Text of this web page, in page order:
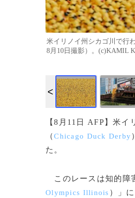
米イリノイ州シカゴ川で行
8月10日撮影）。(c)KAMIL
【8月11日 AFP】米
（Chicago Duck Derby
た。
このレースは知的障
Olympics Illinois ）」